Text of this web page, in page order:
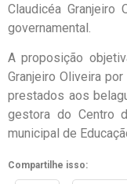
Claudicéa Granjeiro
governamental.
A proposição
Granjeiro Oliveira
prestados aos
gestora do Centro
municipal de
Compartilhe isso: